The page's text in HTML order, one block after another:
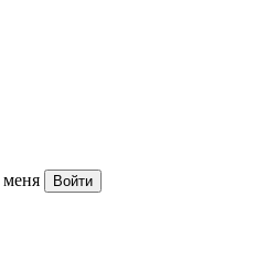
Войти